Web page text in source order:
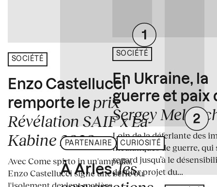
SOCIÉTÉ
Enzo Castellucci
remporte le prix
Révélation SAIF x La
Kabine 2026
Avec Come spirto in un'ampolla,
Enzo Castellucci signe une série où
PARTENAIRE CURIOSITÉ
À Arles,les
SOCIÉTÉ
En Ukraine, la
guerre et paix
Sergey
Loin de la déferlante des
médiatiques de guerre, qui
regard jusqu’à le
dernier projet du...